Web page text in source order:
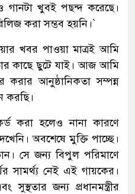
গানটা খুবই পছন্দ করেছে।
করা সম্ভব হয়নি।‍‍`
খবর পাওয়া মাত্রই আমি
কাছে ছুটে যাই। আজ আমি
করার আনুষ্ঠানিকতা সম্পন্ন
করছি।
করা হলেও নানা কারণে
অবশেষে মুক্তি পাচ্ছে।
সে জন্য বিপুল পরিমাণে
সামর্থ্য নেই এই গায়কের।
জন্য প্রধানমন্ত্রীর